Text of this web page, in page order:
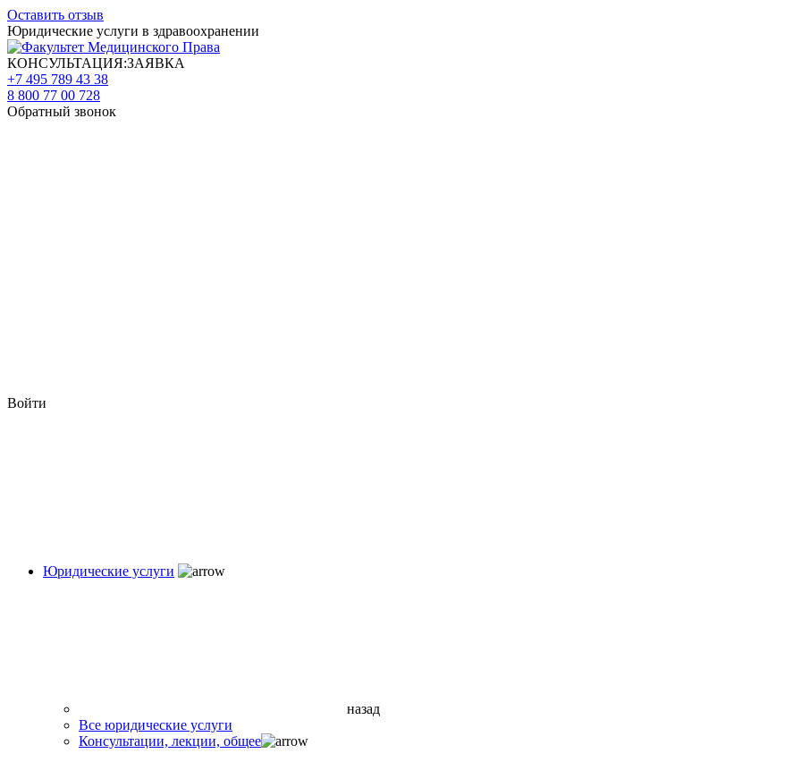
Оставить отзыв
Юридические услуги в здравоохранении
КОНСУЛЬТАЦИЯ:ЗАЯВКА
+7 495 789 43 38
8 800 77 00 728
Обратный звонок
Войти
Юридические услуги
назад
Все юридические услуги
Консультации, лекции, общее